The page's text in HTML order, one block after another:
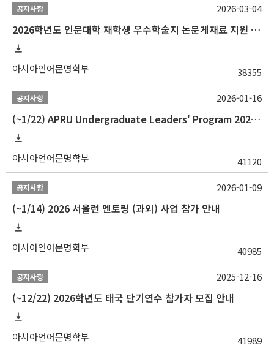
공지사항
2026학년도 인문대학 재학생 우수학술지 논문게재료 지원 안내
아시아언어문명학부 38355
2026-03-04
공지사항
(~1/22) APRU Undergraduate Leaders' Program 2026 프로그램 참가자 모집
아시아언어문명학부 41120
2026-01-16
공지사항
(~1/14) 2026 서울런 멘토링 (과외) 사업 참가 안내
아시아언어문명학부 40985
2026-01-09
공지사항
(~12/22) 2026학년도 태국 단기연수 참가자 모집 안내
아시아언어문명학부 41989
2025-12-16